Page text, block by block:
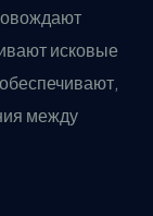
исковые
между